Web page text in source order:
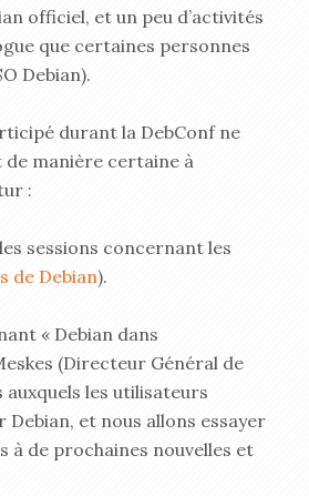
officiel, et un peu d’activités
que certaines personnes
Debian).
durant la DebConf ne
de manière certaine à
:
sessions concernant les
de Debian).
« Debian dans
(Directeur Général de
les utilisateurs
et nous allons essayer
à de prochaines nouvelles et